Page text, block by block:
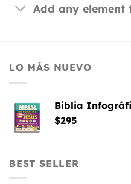
Add any element
LO MÁS NUEVO
Biblia
$295
BEST SELLER